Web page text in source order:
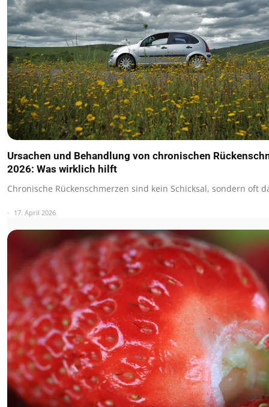
Ursachen und Behandlung von chronischen
2026: Was wirklich hilft
Chronische Rückenschmerzen sind kein Schicksal, sondern oft
17. April 2026